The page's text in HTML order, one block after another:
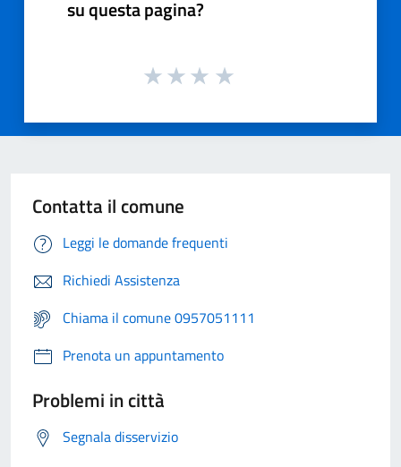
su questa pagina?
Contatta il comune
Leggi le domande frequenti
Richiedi Assistenza
Chiama il comune 0957051111
Prenota un appuntamento
Problemi in città
Segnala disservizio